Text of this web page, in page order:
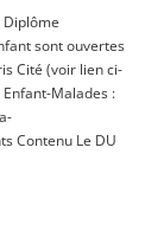
sont ouvertes
Cité (voir lien ci-
Enfant-Malades :
Contenu Le DU